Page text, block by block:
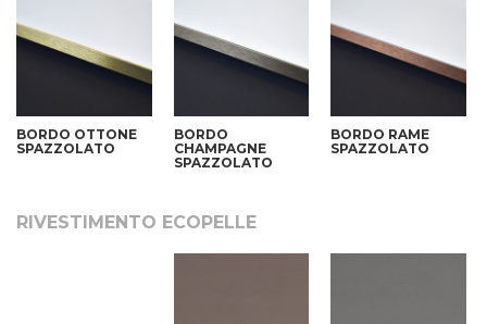
BORDO OTTONE
SPAZZOLATO
BORDO
CHAMPAGNE
SPAZZOLATO
BORDO RAME
SPAZZOLATO
RIVESTIMENTO ECOPELLE